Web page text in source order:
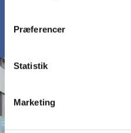
Præferencer
Statistik
Marketing